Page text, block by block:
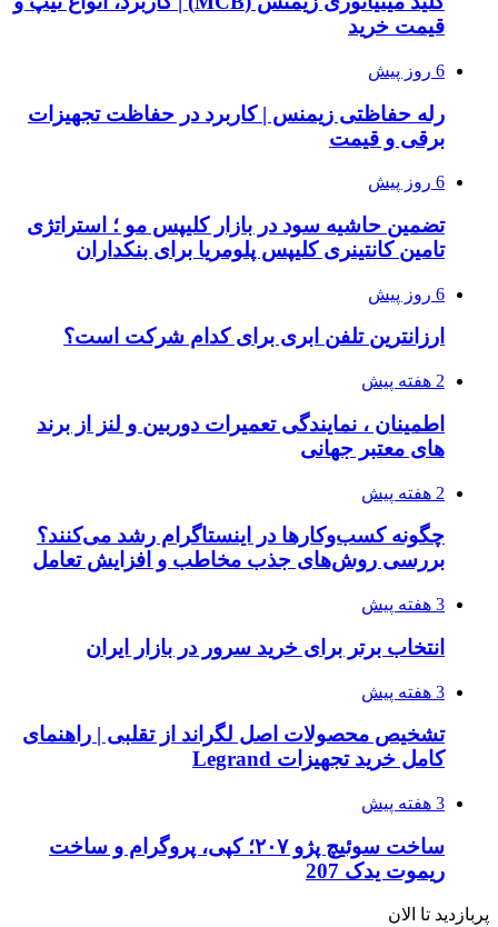
قیمت خرید
6 روز پیش
رله حفاظتی زیمنس | کاربرد در حفاظت تجهیزات
برقی و قیمت
6 روز پیش
تضمین حاشیه سود در بازار کلیپس مو ؛ استراتژی
تامین کانتینری کلیپس پلومریا برای بنکداران
6 روز پیش
ارزانترین تلفن ابری برای کدام شرکت است؟
2 هفته پیش
اطمینان ، نمایندگی تعمیرات دوربین و لنز از برند
های معتبر جهانی
2 هفته پیش
چگونه کسب‌وکارها در اینستاگرام رشد می‌کنند؟
بررسی روش‌های جذب مخاطب و افزایش تعامل
3 هفته پیش
انتخاب برتر برای خرید سرور در بازار ایران
3 هفته پیش
تشخیص محصولات اصل لگراند از تقلبی | راهنمای
کامل خرید تجهیزات Legrand
3 هفته پیش
ساخت سوئیچ پژو ۲۰۷؛ کپی، پروگرام و ساخت
ریموت یدک 207
پربازدید تا الان